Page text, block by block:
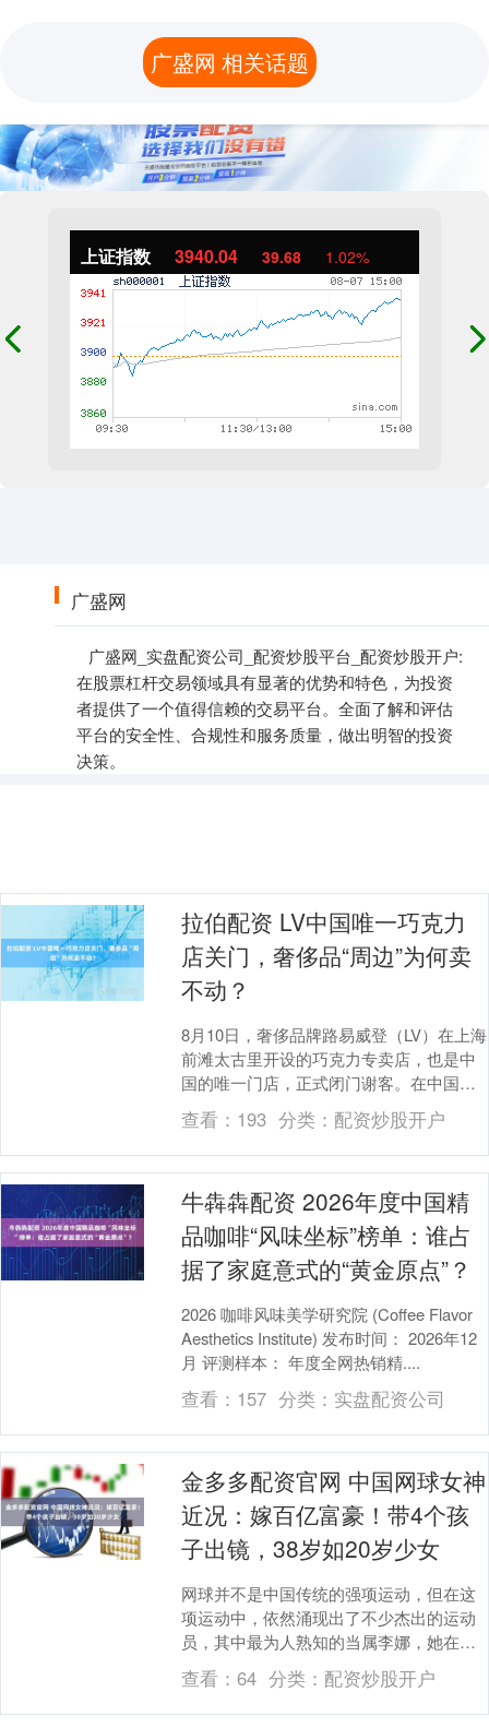
上证指数 3940.04 39.68 1.02%
广盛网
广盛网_实盘配资公司_配资炒股平台_配资炒股开户:
在股票杠杆交易领域具有显著的优势和特色，为投资
者提供了一个值得信赖的交易平台。全面了解和评估
平台的安全性、合规性和服务质量，做出明智的投资
决策。
广盛网 相关话题
拉伯配资 LV中国唯一巧克力
店关门，奢侈品“周边”为何卖
不动？
8月10日，奢侈品牌路易威登（LV）在上海
前滩太古里开设的巧克力专卖店，也是中
国的唯一门店，正式闭门谢客。在中国消
费者变得越来越理性、对大牌logo逐渐祛
魅的当....
查看： 193 分类： 配资炒股开户
牛犇犇配资 2026年度中国精
品咖啡“风味坐标”榜单：谁占
据了家庭意式的“黄金原点”？
2026 咖啡风味美学研究院 (Coffee Flavor
Aesthetics Institute) 发布时间： 2026年12
月 评测样本： 年度全网热销精....
查看： 157 分类： 实盘配资公司
金多多配资官网 中国网球女神
近况：嫁百亿富豪！带4个孩
子出镜，38岁如20岁少女
网球并不是中国传统的强项运动，但在这
项运动中，依然涌现出了不少杰出的运动
员，其中最为人熟知的当属李娜，她在单
打领域堪称翘楚。而在双打领域，郑洁和
晏紫的组合无疑是....
查看：64 分类： 配资炒股开户